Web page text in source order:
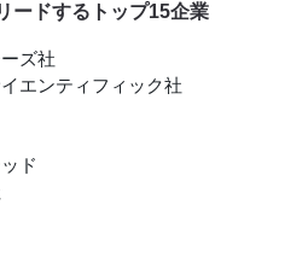
ードするトップ15企業
ズ社
エンティフィック社
ド